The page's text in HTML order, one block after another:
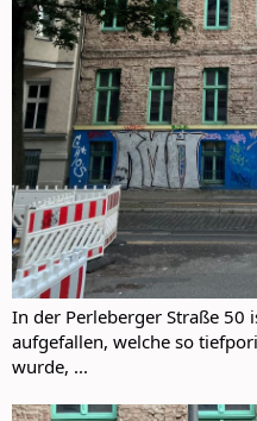
In der Perleberger Straße 50
aufgefallen, welche so
wurde, ...